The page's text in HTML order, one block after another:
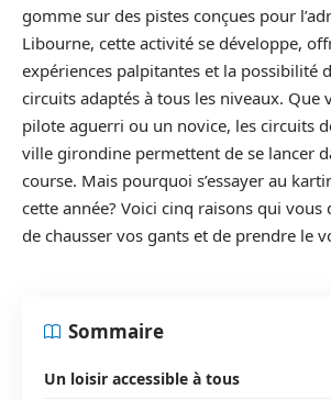
gomme sur des pistes conçues pour
Libourne, cette activité se développe,
expériences palpitantes et la possibilité
circuits adaptés à tous les niveaux. Que
pilote aguerri ou un novice, les circuits
ville girondine permettent de se lancer
course. Mais pourquoi s’essayer au
cette année? Voici cinq raisons qui
de chausser vos gants et de prendre le
Sommaire
Un loisir accessible à tous